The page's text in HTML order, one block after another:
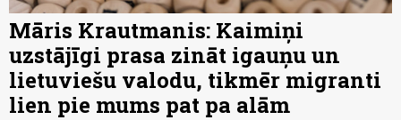
Māris Krautmanis: Kaimiņi
uzstājīgi prasa zināt igauņu un
lietuviešu valodu, tikmēr migranti
lien pie mums pat pa alām